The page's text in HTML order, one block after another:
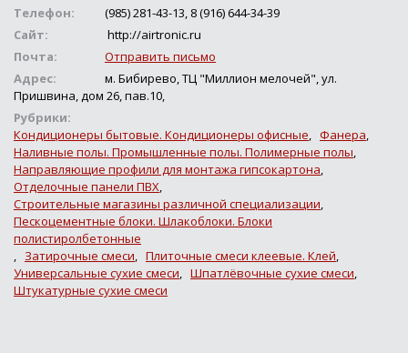
Телефон:
(985) 281-43-13, 8 (916) 644-34-39
Сайт:
http://airtronic.ru
Почта:
Отправить письмо
Адрес:
м. Бибирево, ТЦ "Миллион мелочей", ул.
Пришвина, дом 26, пав.10,
Рубрики:
Кондиционеры бытовые. Кондиционеры офисные, Фанера,
Наливные полы. Промышленные полы. Полимерные полы,
Направляющие профили для монтажа гипсокартона,
Отделочные панели ПВХ,
Строительные магазины различной специализации,
Пескоцементные блоки. Шлакоблоки. Блоки
полистиролбетонные
, Затирочные смеси, Плиточные смеси клеевые. Клей,
Универсальные сухие смеси, Шпатлёвочные сухие смеси,
Штукатурные сухие смеси